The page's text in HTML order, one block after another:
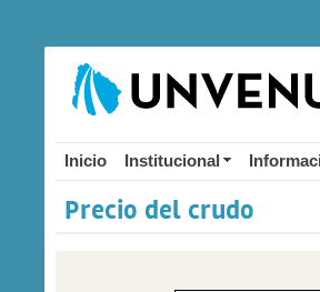
Inicio Institucional
Precio del crudo